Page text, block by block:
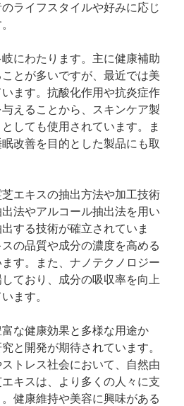
ライフスタイルや好みに応じ
にわたります。主に健康補助
とが多いですが、最近では美
ます。抗酸化作用や抗炎症作
えることから、スキンケア製
しても使用されています。ま
改善を目的とした製品にも取
エキスの抽出方法や加工技術
法やアルコール抽出法を用い
する技術が確立されていま
の品質や成分の濃度を高める
す。また、ナノテクノロジー
ており、成分の吸収率を向上
ます。
な健康効果と多様な用途か
と開発が期待されています。
トレス社会において、自然由
キスは、より多くの人々に支
健康維持や美容に興味がある